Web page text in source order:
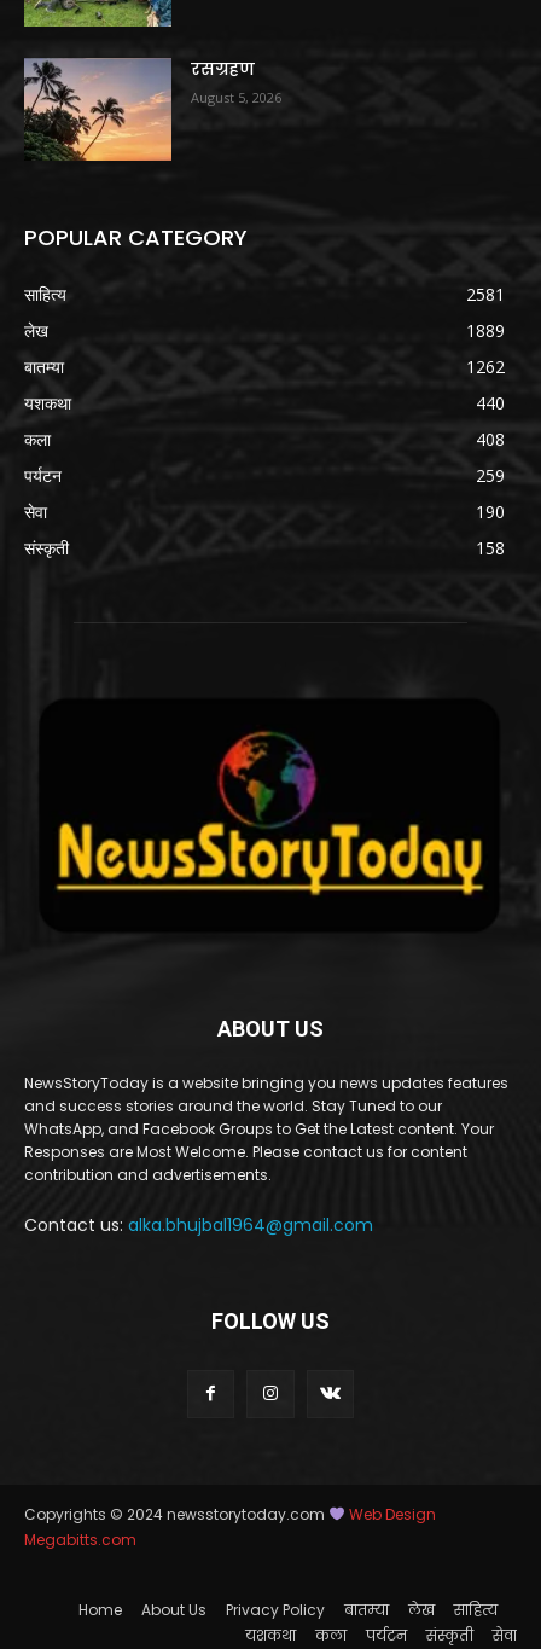
रसग्रहण
August 5, 2026
POPULAR CATEGORY
साहित्य
2581
लेख
1889
बातम्या
1262
यशकथा
440
कला
408
पर्यटन
259
सेवा
190
संस्कृती
158
ABOUT US
NewsStoryToday is a website bringing you news updates features
and success stories around the world. Stay Tuned to our
WhatsApp, and Facebook Groups to Get the Latest content. Your
Responses are Most Welcome. Please contact us for content
contribution and advertisements.
Contact us: alka.bhujbal1964@gmail.com
FOLLOW US
Copyrights © 2024 newsstorytoday.com
Web Design
Megabitts.com
Home About Us Privacy Policy बातम्या लेख
साहित्य
यशकथा
कला पर्यटन संस्कृती सेवा